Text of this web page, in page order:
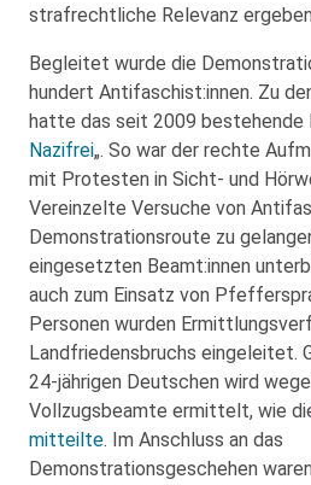
strafrechtliche Relevanz
Begleitet wurde die
hundert Antifaschist:innen. Zu
hatte das seit 2009 bestehende
Nazifrei„. So war der rechte
mit Protesten in Sicht- und
Vereinzelte Versuche von
Demonstrationsroute zu
eingesetzten Beamt:innen
auch zum Einsatz von
Personen wurden
Landfriedensbruchs eingeleitet.
24-jährigen Deutschen wird
Vollzugsbeamte ermittelt, wie
mitteilte. Im Anschluss an das
Demonstrationsgeschehen